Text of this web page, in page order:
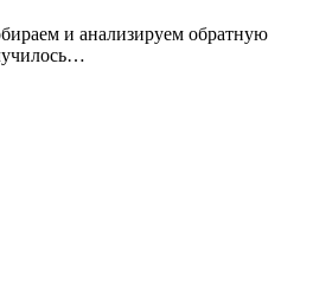
и анализируем обратную